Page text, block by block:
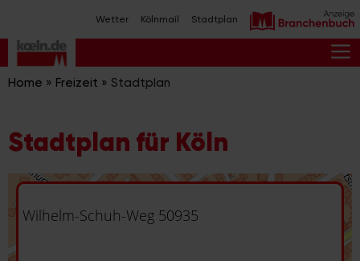
Inhalt
springen
Wetter Kölnmail Stadtplan
Home » Freizeit » Stadtplan
Stadtplan für Köln